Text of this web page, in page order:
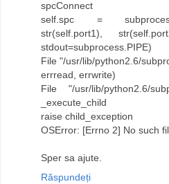
spcConnect
self.spc =
str(self.port1),
stdout=subprocess.PIPE)
File "/usr/lib/python2.6/
errread, errwrite)
File "/usr/lib/python2.6/
_execute_child
raise child_exception
OSError: [Errno 2] No such
Sper sa ajute.
Răspundeți